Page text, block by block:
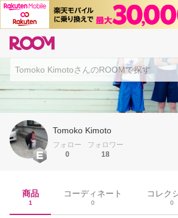
Tomoko Kimoto
フォロー
0
フォロワー
18
商品
1
コーディネート
0
コレク
0